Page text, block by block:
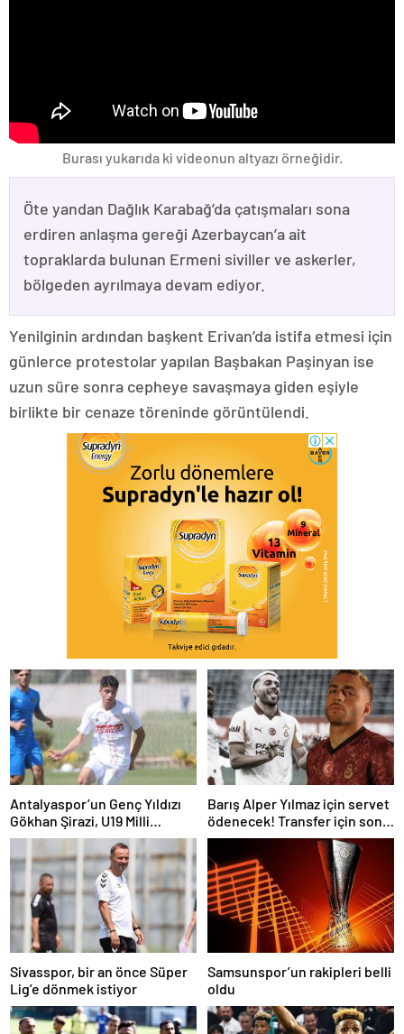
Burası yukarıda ki videonun altyazı örneğidir.
Öte yandan Dağlık Karabağ’da çatışmaları sona
erdiren anlaşma gereği Azerbaycan’a ait
topraklarda bulunan Ermeni siviller ve askerler,
bölgeden ayrılmaya devam ediyor.
Yenilginin ardından başkent Erivan’da istifa etmesi için
günlerce protestolar yapılan Başbakan Paşinyan ise
uzun süre sonra cepheye savaşmaya giden eşiyle
birlikte bir cenaze töreninde görüntülendi.
Antalyaspor’un Genç Yıldızı
Gökhan Şirazi, U19 Milli
Takım’ın Radarında
Barış Alper Yılmaz için servet
ödenecek! Transfer için son
karar
Sivasspor, bir an önce Süper
Lig’e dönmek istiyor
Samsunspor’un rakipleri belli
oldu